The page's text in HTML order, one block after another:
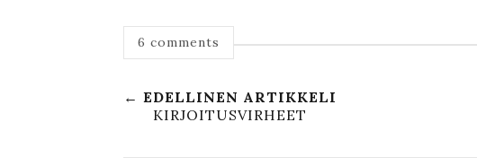
6 comments
← EDELLINEN ARTIKKELI
KIRJOITUSVIRHEET